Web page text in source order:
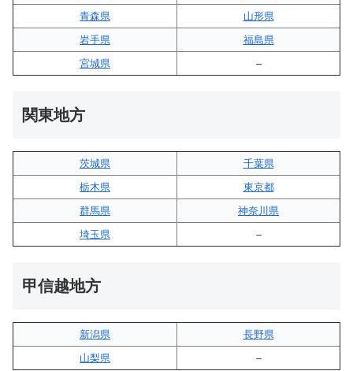
青森県
山形県
岩手県
福島県
宮城県
–
関東地方
茨城県
千葉県
栃木県
東京都
群馬県
神奈川県
埼玉県
–
甲信越地方
新潟県
長野県
山梨県
–